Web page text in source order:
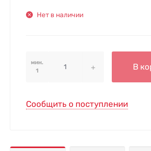
Нет в наличии
мин.
1
В
Сообщить о поступлении